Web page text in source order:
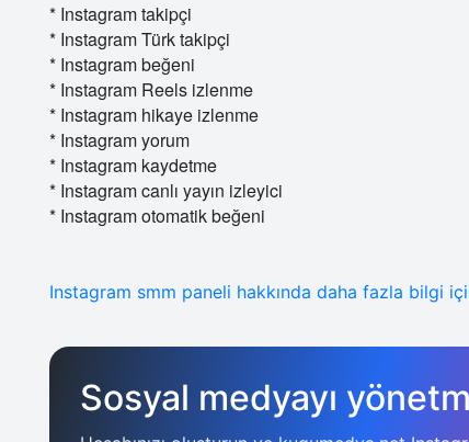
* Instagram takipçi
* Instagram Türk takipçi
* Instagram beğeni
* Instagram Reels izlenme
* Instagram hikaye izlenme
* Instagram yorum
* Instagram kaydetme
* Instagram canlı yayın izleyici
* Instagram otomatik beğeni
Instagram smm paneli hakkında daha fazla bilgi
Sosyal medyayı